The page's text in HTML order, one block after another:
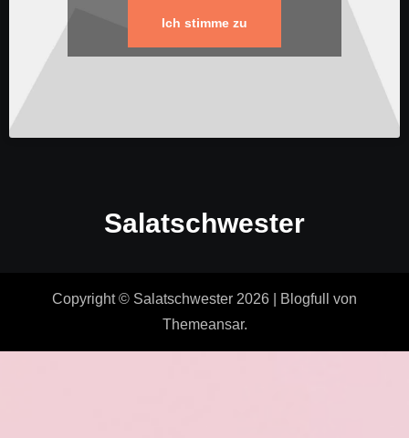
Ich stimme zu
Salatschwester
Copyright © Salatschwester 2026 Blogfull
von
Themeansar.